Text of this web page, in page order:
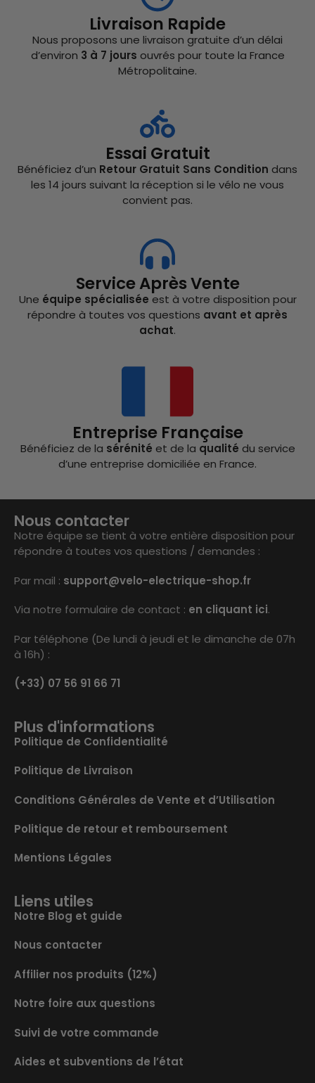
Livraison Rapide
Nous proposons une livraison gratuite d’un délai
d’environ 3 à 7 jours ouvrés pour toute la France
Métropolitaine.
Essai Gratuit
Bénéficiez d’un Retour Gratuit Sans Condition dans
les 14 jours suivant la réception si le vélo ne vous
convient pas.
Service Après Vente
Une équipe spécialisée est à votre disposition pour
répondre à toutes vos questions avant et après
achat.
Entreprise Française
Bénéficiez de la sérénité et de la qualité du service
d’une entreprise domiciliée en France.
Nous contacter
Notre équipe se tient à votre entière disposition pour
répondre à toutes vos questions / demandes :
Par mail : support@velo-electrique-shop.fr
Via notre formulaire de contact : en cliquant ici.
Par téléphone (De lundi à jeudi et le dimanche de 07h
à 16h) :
(+33) 07 56 91 66 71
Plus d'informations
Politique de Confidentialité
Politique de Livraison
Conditions Générales de Vente et d’Utilisation
Politique de retour et remboursement
Mentions Légales
Liens utiles
Notre Blog et guide
Nous contacter
Affilier nos produits (12%)
Notre foire aux questions
Suivi de votre commande
Aides et subventions de l’état